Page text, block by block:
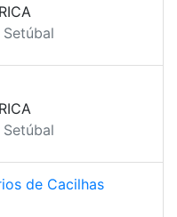
de Cacilhas